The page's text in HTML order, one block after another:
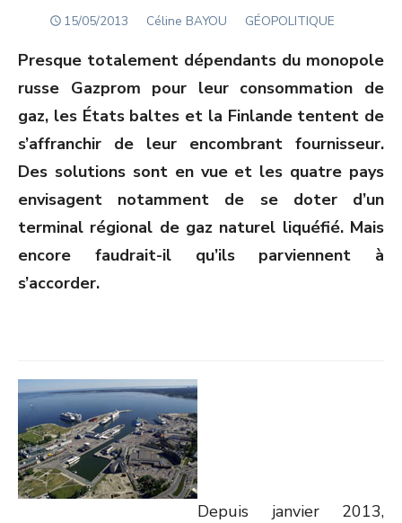
POSTED
15/05/2013 Author
Céline BAYOU GÉOPOLITIQUE
Presque totalement dépendants du monopole
russe Gazprom pour leur consommation de
gaz, les États baltes et la Finlande tentent de
s’affranchir de leur encombrant fournisseur.
Des solutions sont en vue et les quatre pays
envisagent notamment de se doter d’un
terminal régional de gaz naturel liquéfié. Mais
encore faudrait-il qu’ils parviennent à
s’accorder.
Depuis janvier 2013,